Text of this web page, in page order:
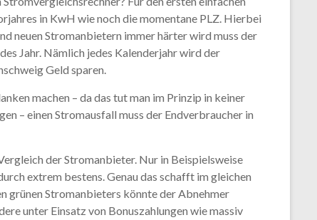
in KwH wie noch die momentane PLZ. Hierbei
neuen Stromanbietern immer härter wird muss der
Jahr. Nämlich jedes Kalenderjahr wird der
Geld sparen.
machen – da das tut man im Prinzip in keiner
– einen Stromausfall muss der Endverbraucher in
der Stromanbieter. Nur in Beispielsweise
extrem bestens. Genau das schafft im gleichen
grünen Stromanbieters könnte der Abnehmer
unter Einsatz von Bonuszahlungen wie massiv